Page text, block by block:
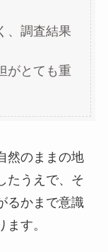
、調査結果
がとても重
然のままの地
たうえで、そ
るかまで意識
す。